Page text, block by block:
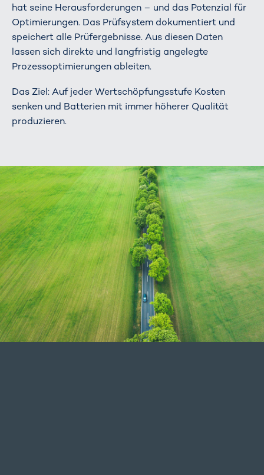
hat seine Herausforderungen – und das Potenzial für
Optimierungen. Das Prüfsystem dokumentiert und
speichert alle Prüfergebnisse. Aus diesen Daten
lassen sich direkte und langfristig angelegte
Prozessoptimierungen ableiten.
Das Ziel: Auf jeder Wertschöpfungsstufe Kosten
senken und Batterien mit immer höherer Qualität
produzieren.